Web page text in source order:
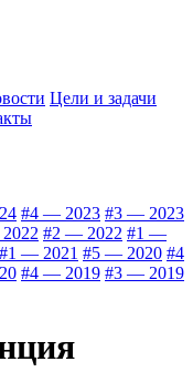
Цели и задачи
#4 — 2023 #3 — 2023
#2 — 2022 #1 —
#1 — 2021 #5 — 2020 #4
#4 — 2019 #3 — 2019